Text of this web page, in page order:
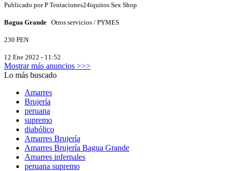
Publicado porP Tentaciones24iquitos Sex Shop
Bagua Grande Otros servicios / PYMES
230 PEN
12 Ene 2022 - 11:52
Mostrar más anuncios >>>
Lo más buscado
Amarres
Brujería
peruana
supremo
diabólico
Amarres Brujería
Amarres Brujería Bagua Grande
Amarres infernales
peruana supremo